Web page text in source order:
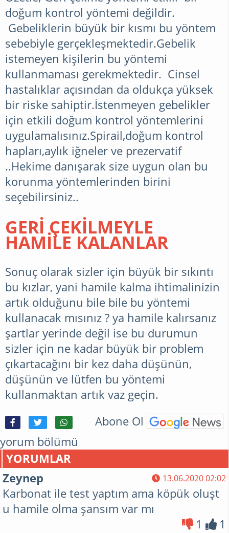
doğum kontrol yöntemi değildir.
Gebeliklerin büyük bir kısmı bu yöntem
sebebiyle gerçekleşmektedir.Gebelik
istemeyen kişilerin bu yöntemi
kullanmaması gerekmektedir. Cinsel
hastalıklar açısından da oldukça yüksek
bir riske sahiptir.İstenmeyen gebelikler
için etkili doğum kontrol yöntemlerini
uygulamalısınız.Spirail,doğum kontrol
hapları,aylık iğneler ve prezervatif
..Hekime danışarak size uygun olan bu
korunma yöntemlerinden birini
seçebilirsiniz..
GERİ ÇEKİLMEYLE
HAMİLE KALANLAR
Sonuç olarak sizler için büyük bir sıkıntı
bu kızlar, yani hamile kalma ihtimalinizin
artık olduğunu bile bile bu yöntemi
kullanacak mısınız ? ya hamile kalırsanız
şartlar yerinde değil ise bu durumun
sizler için ne kadar büyük bir problem
çıkartacağını bir kez daha düşünün,
düşünün ve lütfen bu yöntemi
kullanmaktan artık vaz geçin.
Abone Ol
yorum bölümü
YORUMLAR
Zeynep
13.06.2020 02:02
Karbonat ile test yaptım ama köpük oluşt
u hamile olma şansım var mı
1
1